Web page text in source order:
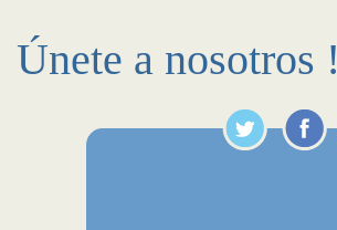
Únete a nosotros !